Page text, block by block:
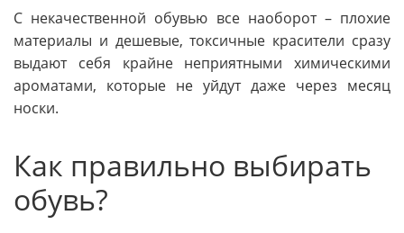
С некачественной обувью все наоборот – плохие
материалы и дешевые, токсичные красители сразу
выдают себя крайне неприятными химическими
ароматами, которые не уйдут даже через месяц
носки.
Как правильно выбирать
обувь?